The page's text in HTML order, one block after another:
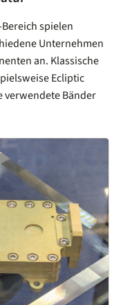
spielen
Unternehmen
an. Klassische
Ecliptic
verwendete Bänder